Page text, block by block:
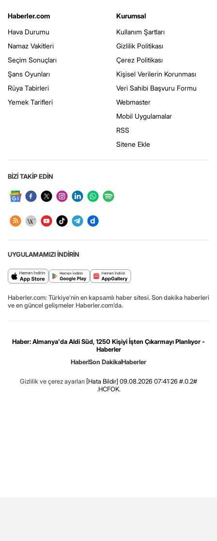
Haberler.com
Hava Durumu
Namaz Vakitleri
Seçim Sonuçları
Şans Oyunları
Rüya Tabirleri
Yemek Tarifleri
Kurumsal
Kullanım Şartları
Gizlilik Politikası
Çerez Politikası
Kişisel Verilerin Korunması
Veri Sahibi Başvuru Formu
Webmaster
Mobil Uygulamalar
RSS
Sitene Ekle
BİZİ TAKİP EDİN
UYGULAMAMIZI İNDİRİN
Haberler.com: Türkiye’nin en kapsamlı haber sitesi. Son dakika haberleri
ve en güncel gelişmeler Haberler.com’da.
Haber: Almanya'da Aldi Süd, 1250 Kişiyi İşten Çıkarmayı Planlıyor -
Haberler
HaberSon DakikaHaberler
Gizlilik ve çerez ayarları [Hata Bildir] 09.08.2026 07:41:26 #.0.2#
.HCFOK.